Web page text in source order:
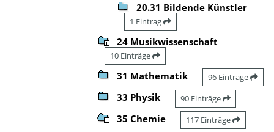
20.31 Bildende Künstler
1 Eintrag
24 Musikwissenschaft
10 Einträge
31 Mathematik 96 Einträge
33 Physik 90 Einträge
35 Chemie 117 Einträge